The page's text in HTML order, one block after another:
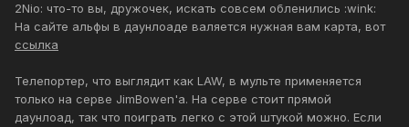
2Nio: что-то вы, дружочек, искать совсем обленились :wink:
На сайте альфы в даунлоаде валяется нужная вам карта, вот
ссылка
Телепортер, что выглядит как LAW, в мульте применяется
только на серве JimBowen'а. На серве стоит прямой
даунлоад, так что поиграть легко с этой штукой можно. Если